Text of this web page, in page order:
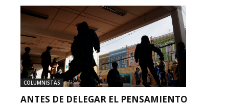
COLUMNISTAS
ANTES DE DELEGAR EL PENSAMIENTO